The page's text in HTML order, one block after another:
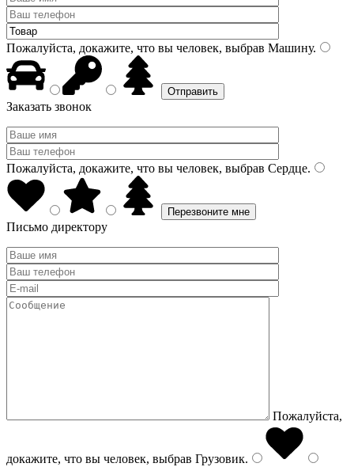
Пожалуйста, докажите, что вы человек, выбрав Машину.
Заказать звонок
Пожалуйста, докажите, что вы человек, выбрав Сердце.
Письмо директору
Пожалуйста,
докажите, что вы человек, выбрав Грузовик.